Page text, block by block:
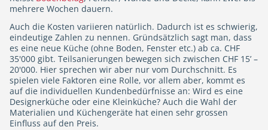
mehrere Wochen dauern.
Auch die Kosten variieren natürlich. Dadurch ist es schwierig,
eindeutige Zahlen zu nennen. Gründsätzlich sagt man, dass
es eine neue Küche (ohne Boden, Fenster etc.) ab ca. CHF
35'000 gibt. Teilsanierungen bewegen sich zwischen CHF 15’ –
20'000. Hier sprechen wir aber nur vom Durchschnitt. Es
spielen viele Faktoren eine Rolle, vor allem aber, kommt es
auf die individuellen Kundenbedürfnisse an: Wird es eine
Designerküche oder eine Kleinküche? Auch die Wahl der
Materialien und Küchengeräte hat einen sehr grossen
Einfluss auf den Preis.